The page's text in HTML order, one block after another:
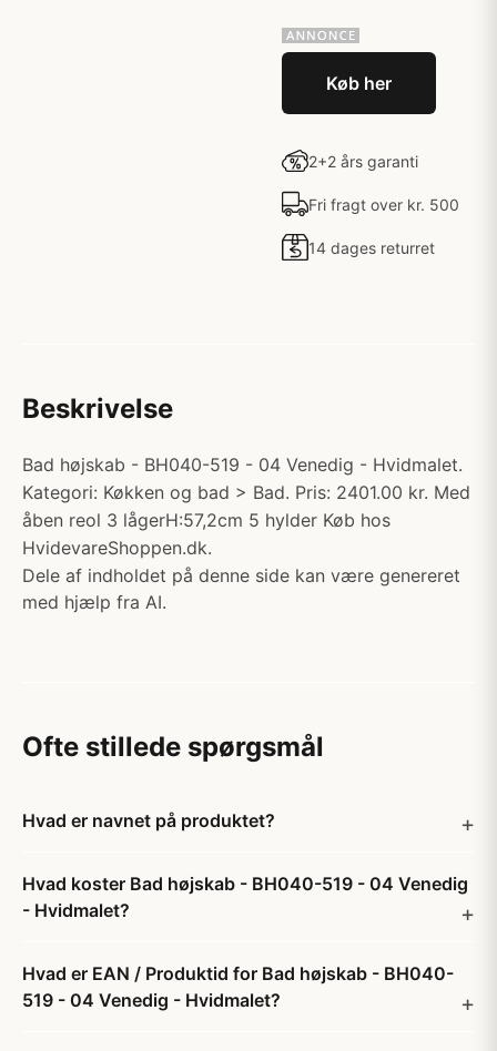
Køb her
2+2 års garanti
Fri fragt over kr. 500
14 dages returret
Beskrivelse
Bad højskab - BH040-519 - 04 Venedig - Hvidmalet.
Kategori: Køkken og bad > Bad. Pris: 2401.00 kr. Med
åben reol 3 lågerH:57,2cm 5 hylder Køb hos
HvidevareShoppen.dk.
Dele af indholdet på denne side kan være genereret
med hjælp fra AI.
Ofte stillede spørgsmål
Hvad er navnet på produktet?
Hvad koster Bad højskab - BH040-519 - 04 Venedig
- Hvidmalet?
Hvad er EAN / Produktid for Bad højskab - BH040-
519 - 04 Venedig - Hvidmalet?